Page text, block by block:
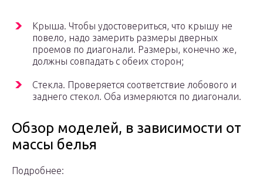
Крыша. Чтобы удостовериться, что крышу не
повело, надо замерить размеры дверных
проемов по диагонали. Размеры, конечно же,
должны совпадать с обеих сторон;
Стекла. Проверяется соответствие лобового и
заднего стекол. Оба измеряются по диагонали.
Обзор моделей, в зависимости от
массы белья
Подробнее: